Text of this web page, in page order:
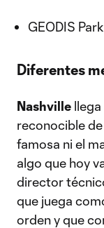
GEODIS
Diferentes
Nashville
reconocible
famosa ni el
algo que hoy
director
que juega
orden y que